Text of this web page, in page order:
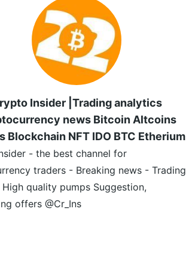
Insider |Trading analytics
news Bitcoin Altcoins
Blockchain NFT IDO BTC Etherium
- the best channel for
traders - Breaking news - Trading
quality pumps Suggestion,
offers @Cr_Ins